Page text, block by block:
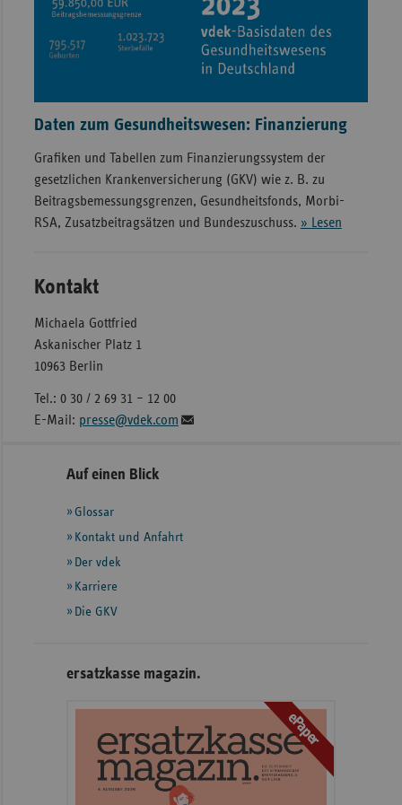
Daten zum Gesundheitswesen: Finanzierung
Grafiken und Tabellen zum Finanzierungssystem der
gesetzlichen Krankenversicherung (GKV) wie z. B. zu
Beitragsbemessungsgrenzen, Gesundheitsfonds, Morbi-
RSA, Zusatzbeitragsätzen und Bundeszuschuss. » Lesen
Kontakt
Michaela Gottfried
Askanischer Platz 1
10963 Berlin
Tel.: 0 30 / 2 69 31 – 12 00
E-Mail: presse@vdek.com
Seitennavigation
Seitenleiste
weiteren
Informationen
Auf einen Blick
Glossar
Kontakt und Anfahrt
Der vdek
Karriere
Die GKV
ersatzkasse magazin.
ePaper